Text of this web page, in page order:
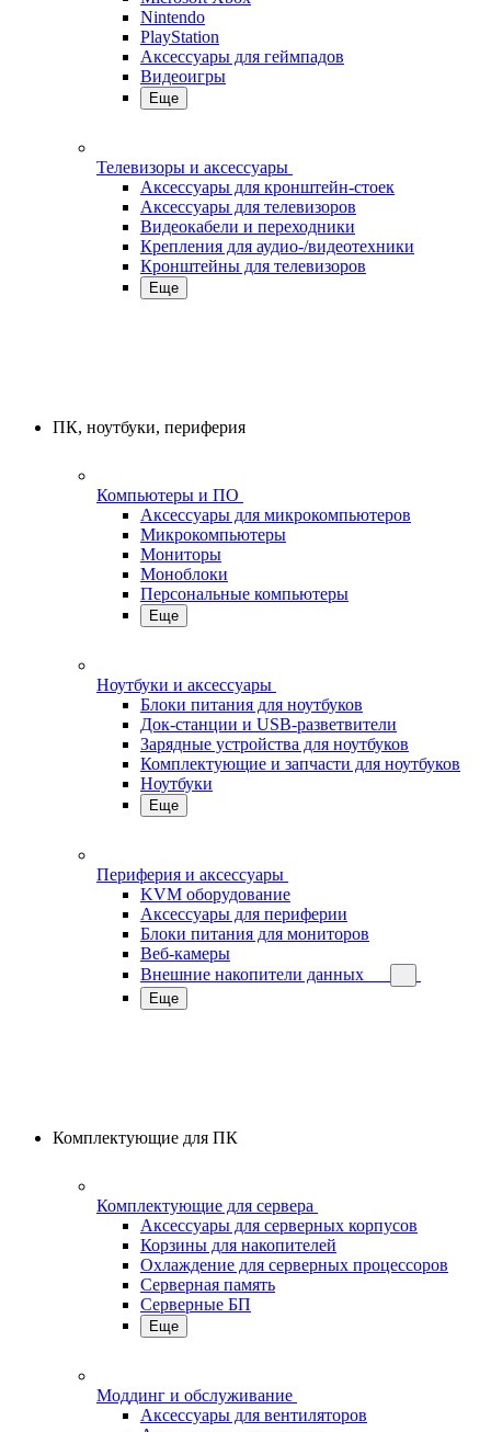
Nintendo
PlayStation
Аксессуары для геймпадов
Видеоигры
Еще
Телевизоры и аксессуары
Аксессуары для кронштейн-стоек
Аксессуары для телевизоров
Видеокабели и переходники
Крепления для аудио-/видеотехники
Кронштейны для телевизоров
Еще
ПК, ноутбуки, периферия
Компьютеры и ПО
Аксессуары для микрокомпьютеров
Микрокомпьютеры
Мониторы
Моноблоки
Персональные компьютеры
Еще
Ноутбуки и аксессуары
Блоки питания для ноутбуков
Док-станции и USB-разветвители
Зарядные устройства для ноутбуков
Комплектующие и запчасти для ноутбуков
Ноутбуки
Еще
Периферия и аксессуары
KVM оборудование
Аксессуары для периферии
Блоки питания для мониторов
Веб-камеры
Внешние накопители данных
Еще
Комплектующие для ПК
Комплектующие для сервера
Аксессуары для серверных корпусов
Корзины для накопителей
Охлаждение для серверных процессоров
Серверная память
Серверные БП
Еще
Моддинг и обслуживание
Аксессуары для вентиляторов